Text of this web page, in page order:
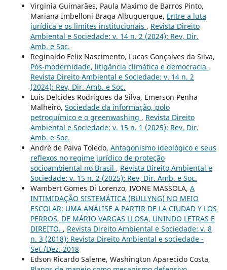
Virginia Guimarães, Paula Maximo de Barros Pinto,
Mariana Imbelloni Braga Albuquerque, Entre a luta
jurídica e os limites institucionais , Revista Direito
Ambiental e Sociedade: v. 14 n. 2 (2024): Rev, Dir.
Amb. e Soc.
Reginaldo Felix Nascimento, Lucas Gonçalves da Silva,
Pós-modernidade, litigância climática e democracia ,
Revista Direito Ambiental e Sociedade: v. 14 n. 2
(2024): Rev, Dir. Amb. e Soc.
Luis Delcides Rodrigues da Silva, Emerson Penha
Malheiro, Sociedade da informação, polo
petroquímico e o greenwashing , Revista Direito
Ambiental e Sociedade: v. 15 n. 1 (2025): Rev, Dir.
Amb. e Soc.
André de Paiva Toledo, Antagonismo ideológico e seus
reflexos no regime jurídico de proteção
socioambiental no Brasil , Revista Direito Ambiental e
Sociedade: v. 15 n. 2 (2025): Rev, Dir. Amb. e Soc.
Wambert Gomes Di Lorenzo, IVONE MASSOLA, A
INTIMIDAÇÃO SISTEMÁTICA (BULLYNG) NO MEIO
ESCOLAR: UMA ANÁLISE A PARTIR DE LA CIUDAD Y LOS
PERROS, DE MÁRIO VARGAS LLOSA, UNINDO LETRAS E
DIREITO. , Revista Direito Ambiental e Sociedade: v. 8
n. 3 (2018): Revista Direito Ambiental e sociedade -
Set./Dez. 2018
Edson Ricardo Saleme, Washington Aparecido Costa,